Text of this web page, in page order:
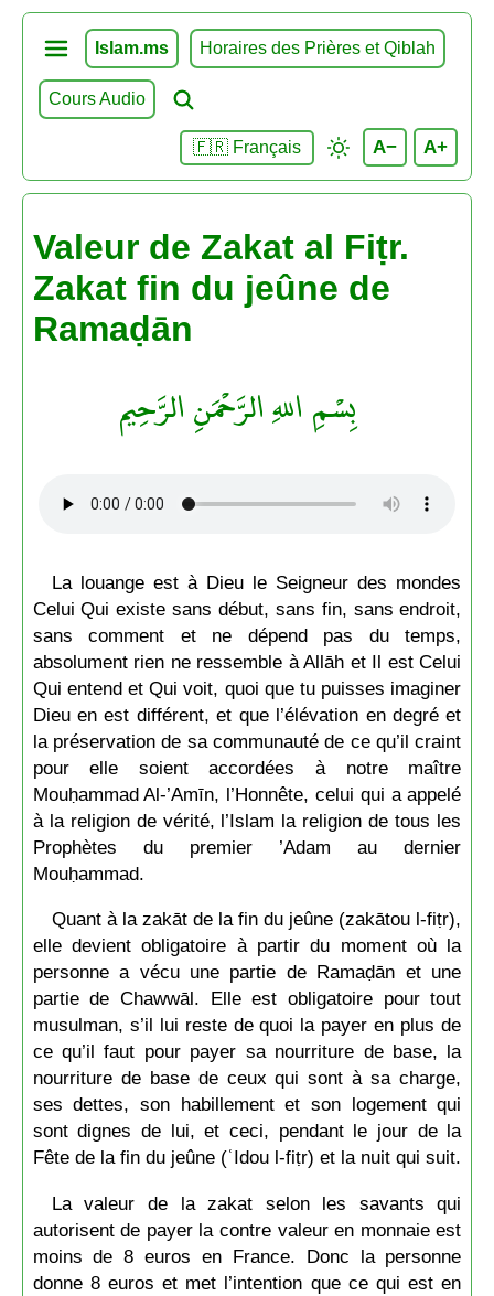
Islam.ms Horaires des Prières et Qiblah
Cours Audio
🇫🇷 Français A− A+
Valeur de Zakat al Fiṭr.
Zakat fin du jeûne de
Ramaḍān
بِسْمِ اللهِ الرَّحْمَنِ الرَّحِيم
La louange est à Dieu le Seigneur des mondes
Celui Qui existe sans début, sans fin, sans endroit,
sans comment et ne dépend pas du temps,
absolument rien ne ressemble à Allāh et Il est Celui
Qui entend et Qui voit, quoi que tu puisses imaginer
Dieu en est différent, et que l’élévation en degré et
la préservation de sa communauté de ce qu’il craint
pour elle soient accordées à notre maître
Mouḥammad Al-’Amīn, l’Honnête, celui qui a appelé
à la religion de vérité, l’Islam la religion de tous les
Prophètes du premier ’Adam au dernier
Mouḥammad.
Quant à la zakāt de la fin du jeûne (zakātou l-fiṭr),
elle devient obligatoire à partir du moment où la
personne a vécu une partie de Ramaḍān et une
partie de Chawwāl. Elle est obligatoire pour tout
musulman, s’il lui reste de quoi la payer en plus de
ce qu’il faut pour payer sa nourriture de base, la
nourriture de base de ceux qui sont à sa charge,
ses dettes, son habillement et son logement qui
sont dignes de lui, et ceci, pendant le jour de la
Fête de la fin du jeûne (ʿIdou l-fiṭr) et la nuit qui suit.
La valeur de la zakat selon les savants qui
autorisent de payer la contre valeur en monnaie est
moins de 8 euros en France. Donc la personne
donne 8 euros et met l’intention que ce qui est en